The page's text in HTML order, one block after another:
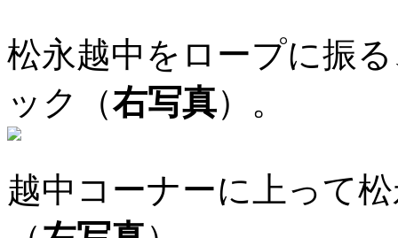
松永越中をロープに振
ック（右写真）。
越中コーナーに上って